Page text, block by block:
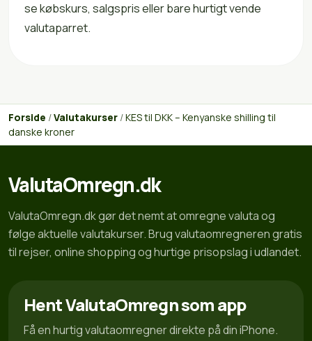
se købskurs, salgspris eller bare hurtigt vende
valutaparret.
Forside /Valutakurser /KES til DKK – Kenyanske shilling til
danske kroner
ValutaOmregn.dk
ValutaOmregn.dk gør det nemt at omregne valuta og
følge aktuelle valutakurser. Brug valutaomregneren gratis
til rejser, online shopping og hurtige prisopslag i udlandet.
Hent ValutaOmregn som app
Få en hurtig valutaomregner direkte på din iPhone.